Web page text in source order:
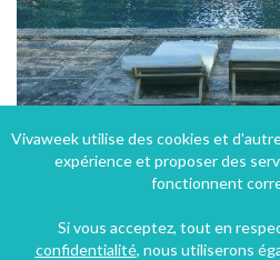
Gîte
1 chambre 4
Vivaweek utilise des cookies et
expérience et proposer des
fonctionnent
Si vous acceptez, tout en
confidentialité, nous utiliserons